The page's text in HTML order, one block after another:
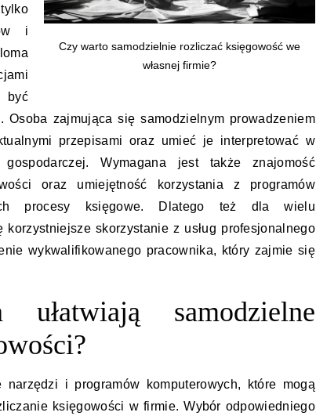
Czy warto samodzielnie rozliczać księgowość we
własnej firmie?
i
zajmująca się samodzielnym prowadzeniem
przepisami oraz umieć je interpretować w
Wymagana jest także znajomość
oraz umiejętność korzystania z programów
procesy księgowe. Dlatego też dla wielu
skorzystanie z usług profesjonalnego
wykwalifikowanego pracownika, który zajmie się
ułatwiają samodzielne
i programów komputerowych, które mogą
księgowości w firmie. Wybór odpowiedniego